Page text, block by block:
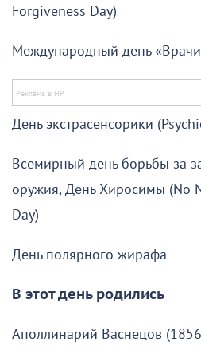
Forgiveness Day)
Международный день
День экстрасенсорики
Всемирный день борьбы за
оружия, День Хиросимы (No
Day)
День полярного жирафа
В этот день родились
Аполлинарий Васнецов